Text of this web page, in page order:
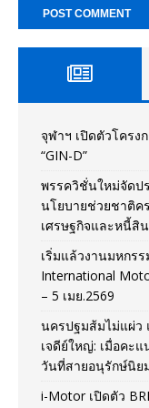
จุฬาฯ เปิดตัวโคร
“GIN-D”
พรรควิชั่นใหม่จัดป
นโยบายช่วยชาติค
เศรษฐกิจและหนี้สิ
เริ่มแล้วงานมหกร
International
– 5 เมย.2569
นครปฐมส้มไม่แผ่ว
เจดีย์ใหญ่: เมื่อคะแ
วันที่สายอนุรักษ์นิย
i-Motor เปิดตัว